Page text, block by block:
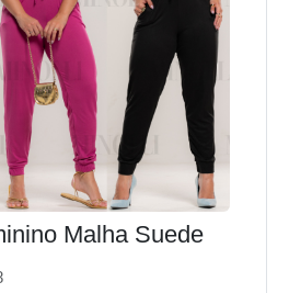
Malha Suede